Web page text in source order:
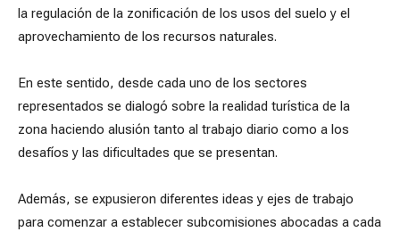
la regulación de la zonificación de los usos del suelo y el
aprovechamiento de los recursos naturales.
En este sentido, desde cada uno de los sectores
representados se dialogó sobre la realidad turística de la
zona haciendo alusión tanto al trabajo diario como a los
desafíos y las dificultades que se presentan.
Además, se expusieron diferentes ideas y ejes de trabajo
para comenzar a establecer subcomisiones abocadas a cada